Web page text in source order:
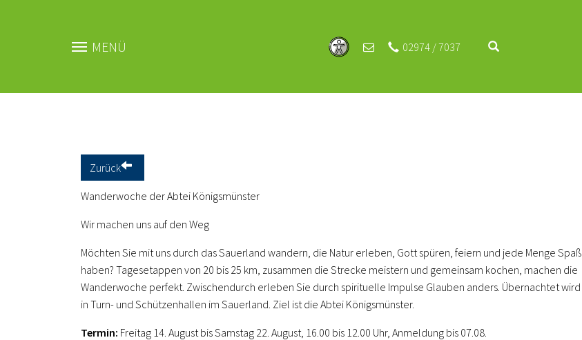
MENÜ 02974 / 7037
Zurück
Wanderwoche der Abtei Königsmünster
Wir machen uns auf den Weg
Möchten Sie mit uns durch das Sauerland wandern, die Natur erleben, Gott spüren, feiern und jede Menge Spaß
haben? Tagesetappen von 20 bis 25 km, zusammen die Strecke meistern und gemeinsam kochen, machen die
Wanderwoche perfekt. Zwischendurch erleben Sie durch spirituelle Impulse Glauben anders. Übernachtet wird
in Turn- und Schützenhallen im Sauerland. Ziel ist die Abtei Königsmünster.
Termin: Freitag 14. August bis Samstag 22. August, 16.00 bis 12.00 Uhr, Anmeldung bis 07.08.